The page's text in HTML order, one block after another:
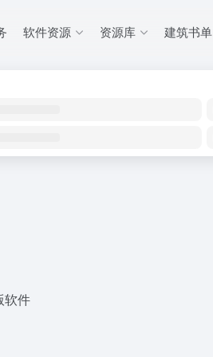
软件资源 资源库 建筑书单
软件